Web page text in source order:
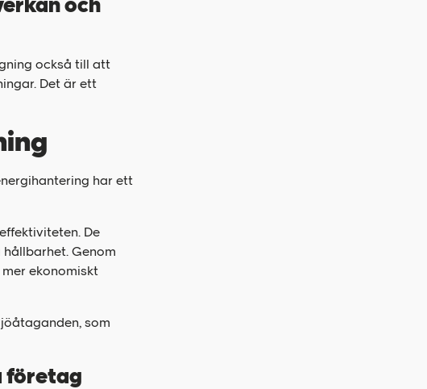
och
också till att
Det är ett
har ett
De
Genom
ekonomiskt
som
företag